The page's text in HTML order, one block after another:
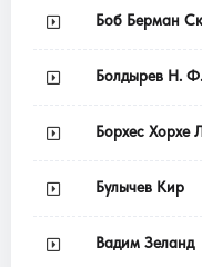
Боб Берман
Болдырев Н. Ф.
Борхес Хорхе
Булычев Кир
Вадим Зеланд